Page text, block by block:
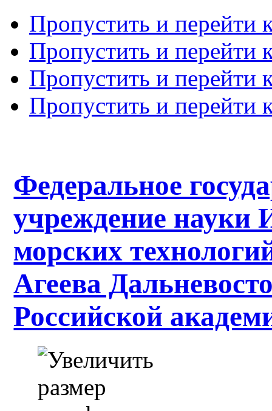
Пропустить и перейти
Пропустить и перейти
Пропустить и перейти
Пропустить и перейти
Федеральное
учреждение науки
морских
Агеева
Российской